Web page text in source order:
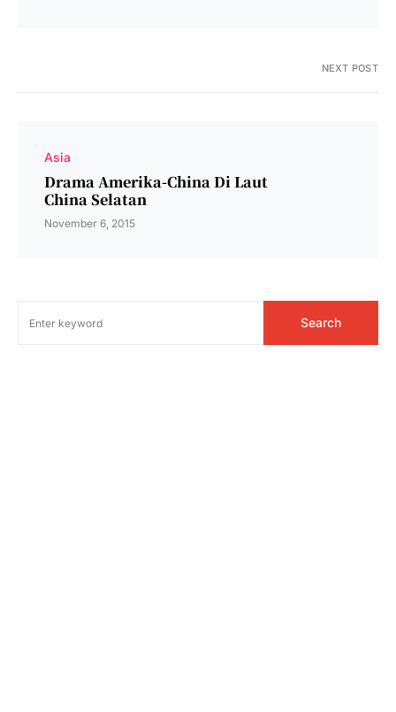
NEXT POST
Asia
Drama Amerika-China Di Laut
China Selatan
November 6, 2015
Search